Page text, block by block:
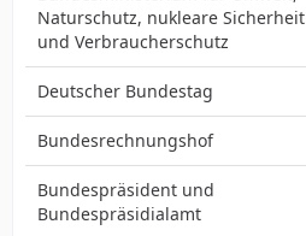
Naturschutz, nukleare Sicherheit
und Verbraucherschutz
Deutscher Bundestag
Bundesrechnungshof
Bundespräsident und
Bundespräsidialamt